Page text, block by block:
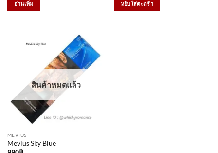
อ่านเพิ่ม หยิบใส่ตะกร้า
สินค้าหมดแล้ว
MEVIUS
Mevius Sky Blue